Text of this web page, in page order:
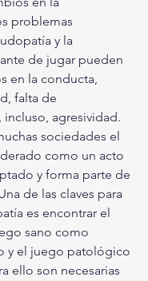
problemas
y la
de jugar pueden
en la conducta,
falta de
agresividad.
sociedades el
como un acto
y forma parte de
de las claves para
es encontrar el
sano como
y el juego patológico
ello son necesarias